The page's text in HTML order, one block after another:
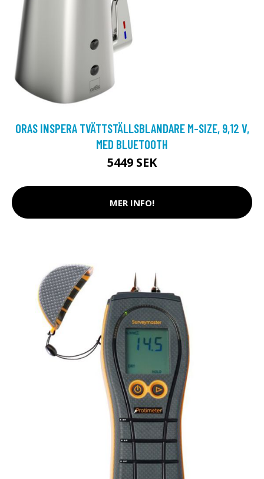
ORAS INSPERA TVÄTTSTÄLLSBLANDARE M-SIZE, 9,12 V,
MED BLUETOOTH
5449 SEK
MER INFO!